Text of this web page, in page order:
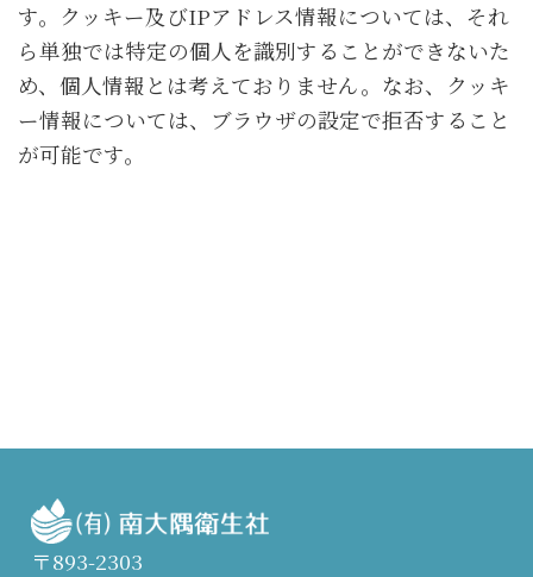
す。クッキー及びIPアドレス情報については、それ
ら単独では特定の個人を識別することができないた
め、個人情報とは考えておりません。なお、クッキ
ー情報については、ブラウザの設定で拒否すること
が可能です。
〒893-2303